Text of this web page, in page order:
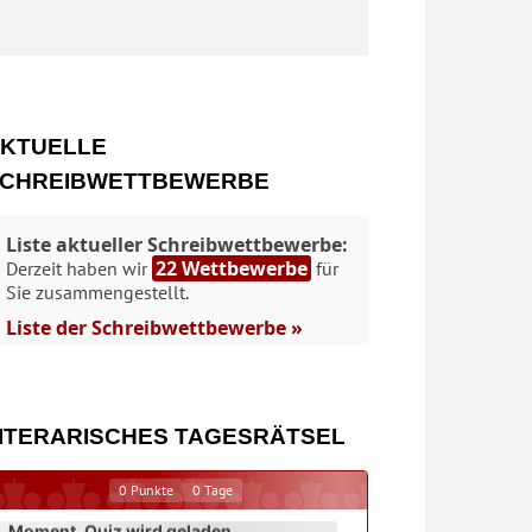
Liste aktueller Schreibwettbewerbe:
Derzeit haben wir 22 Wettbewerbe für
Sie zusammengestellt.
Liste der Schreibwettbewerbe »
TAGESRÄTSEL
0 Punkte 0 Tage